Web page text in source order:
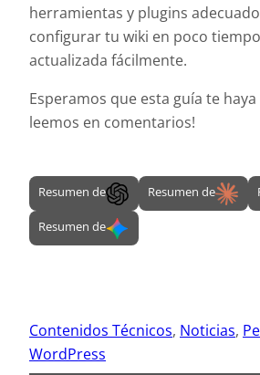
herramientas y plugins
configurar tu wiki en poco
actualizada fácilmente.
Esperamos que esta guía te
leemos en comentarios!
Resumen de Resumen de
Resumen de
Contenidos Técnicos, Noticias,
WordPress